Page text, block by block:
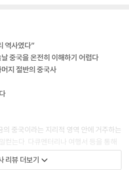
자 제만년 559 | 이수의 ‘성한’ 563 | 뚱
| 비수대전 573 | 검은색 마침표 57
을 위한 여러 방법 583 | ‘백마인’에 대
603 | ‘특급’ 자객 605 | 불교 전파 노선
616 | 영웅은 출신을 묻지 않는다 620
릇 가마가 천둥소리를 내며 울리다 624 |
돌은 아버지에게 원한을 품게 되었다.
앞에서 무정하게 사라져버렸다. 사실
이 알을 낳지만, 알은 더는 닭에 속해 있
데,
,
못하게 할 텐데.
역사였다”
중국을 온전히 이해하기 어렵다
지 절반의 중국사
중국이라는 지리적 영역 안에 거주하는
컫는다. 다큐멘터리나 여행서 등을 통해
있지만 정작 그들이 어디에서 왔는지,
혀 있는지는 우리에게 잘 알려져 있지
리뷰 더보기